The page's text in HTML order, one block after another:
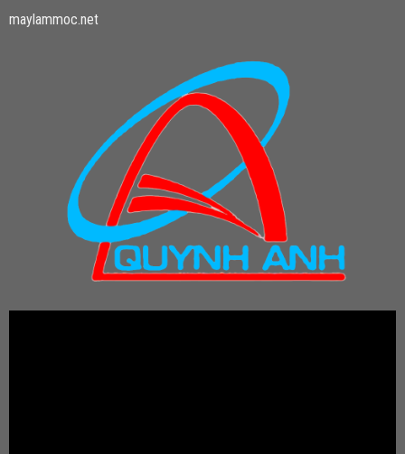
maylammoc.net